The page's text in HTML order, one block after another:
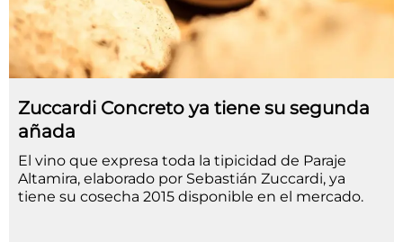
Zuccardi Concreto ya tiene su segunda
añada
El vino que expresa toda la tipicidad de Paraje
Altamira, elaborado por Sebastián Zuccardi, ya
tiene su cosecha 2015 disponible en el mercado.